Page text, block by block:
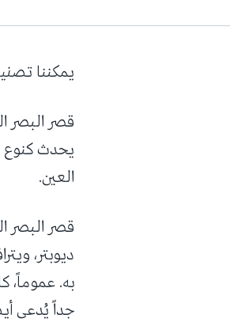
يمكننا
يحدث كنوع
العين.
ديوبتر،
به. عموماً،
جداً يُدعى